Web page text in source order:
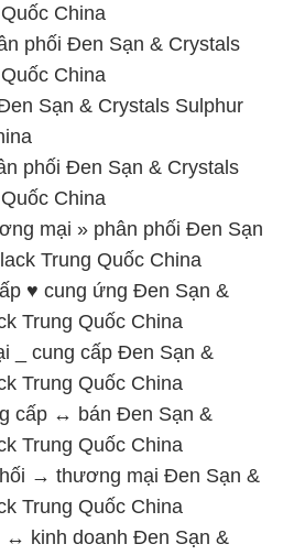
China
phối Ðen Sạn & Crystals
China
Sạn & Crystals Sulphur
phối Ðen Sạn & Crystals
China
mại » phân phối Ðen Sạn
Trung Quốc China
♥ cung ứng Ðen Sạn &
Trung Quốc China
_ cung cấp Ðen Sạn &
Trung Quốc China
cấp ↔ bán Ðen Sạn &
Trung Quốc China
→ thương mại Ðen Sạn &
Trung Quốc China
↔ kinh doanh Ðen Sạn &